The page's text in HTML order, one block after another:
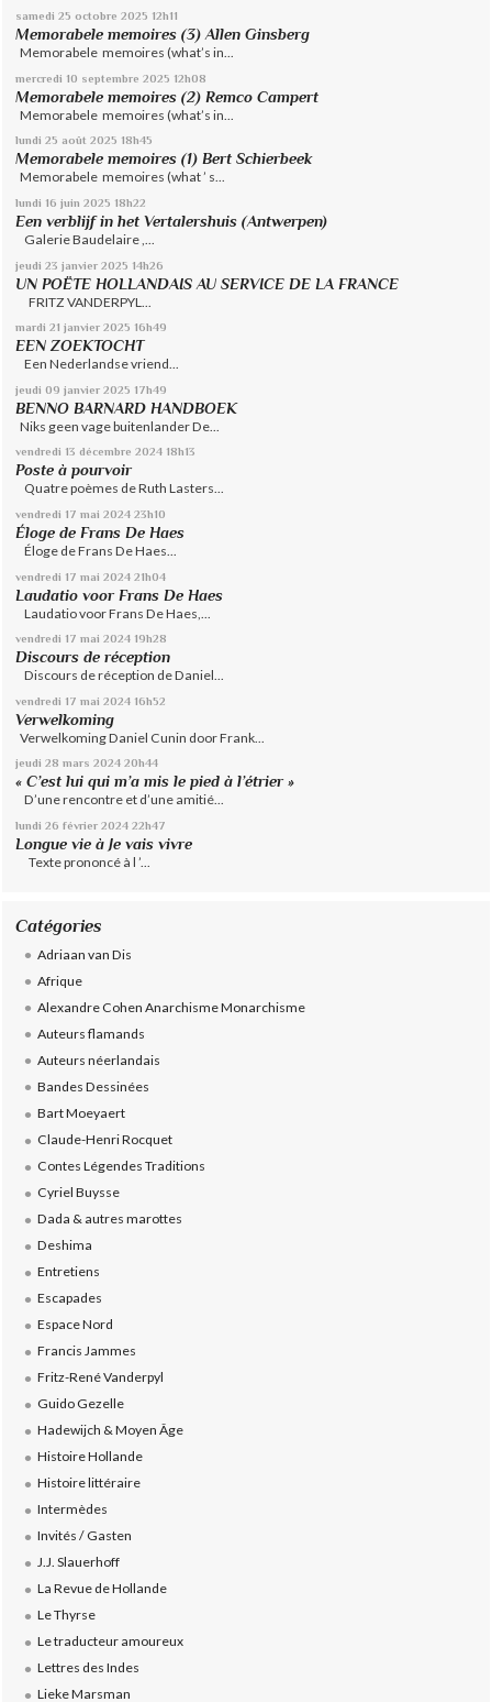
samedi 25 octobre 2025 12h11
Memorabele memoires (3) Allen Ginsberg
Memorabele memoires (what’s in...
mercredi 10 septembre 2025 12h08
Memorabele memoires (2) Remco Campert
Memorabele memoires (what’s in...
lundi 25 août 2025 18h45
Memorabele memoires (1) Bert Schierbeek
Memorabele memoires (what ’ s...
lundi 16 juin 2025 18h22
Een verblijf in het Vertalershuis (Antwerpen)
Galerie Baudelaire ,...
jeudi 23 janvier 2025 14h26
UN POËTE HOLLANDAIS AU SERVICE DE LA FRANCE
FRITZ VANDERPYL...
mardi 21 janvier 2025 16h49
EEN ZOEKTOCHT
Een Nederlandse vriend...
jeudi 09 janvier 2025 17h49
BENNO BARNARD HANDBOEK
Niks geen vage buitenlander De...
vendredi 13 décembre 2024 18h13
Poste à pourvoir
Quatre poèmes de Ruth Lasters...
vendredi 17 mai 2024 23h10
Éloge de Frans De Haes
Éloge de Frans De Haes...
vendredi 17 mai 2024 21h04
Laudatio voor Frans De Haes
Laudatio voor Frans De Haes,...
vendredi 17 mai 2024 19h28
Discours de réception
Discours de réception de Daniel...
vendredi 17 mai 2024 16h52
Verwelkoming
Verwelkoming Daniel Cunin door Frank...
jeudi 28 mars 2024 20h44
« C’est lui qui m’a mis le pied à l’étrier »
D’une rencontre et d’une amitié...
lundi 26 février 2024 22h47
Longue vie à Je vais vivre
Texte prononcé à l ’...
Catégories
Adriaan van Dis
Afrique
Alexandre Cohen Anarchisme Monarchisme
Auteurs flamands
Auteurs néerlandais
Bandes Dessinées
Bart Moeyaert
Claude-Henri Rocquet
Contes Légendes Traditions
Cyriel Buysse
Dada & autres marottes
Deshima
Entretiens
Escapades
Espace Nord
Francis Jammes
Fritz-René Vanderpyl
Guido Gezelle
Hadewijch & Moyen Âge
Histoire Hollande
Histoire littéraire
Intermèdes
Invités / Gasten
J.J. Slauerhoff
La Revue de Hollande
Le Thyrse
Le traducteur amoureux
Lettres des Indes
Lieke Marsman